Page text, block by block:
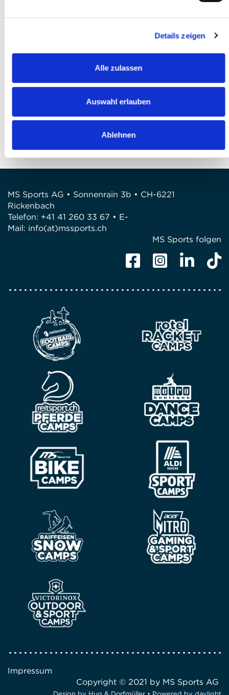
Details zeigen
Alle zulassen
Auswahl erlauben
Ablehnen
Datenschutzbestimmungen
gelesen und bin damit einverstanden *
Anmeldung abschliessen
MS Sports AG • Sonnenrain 3b • CH-6221
Rickenbach
Telefon: +41 41 260 33 67 • E-
Mail: info(at)mssports.ch
MS Sports folgen
Impressum
Copyright © 2021 by MS Sports AG